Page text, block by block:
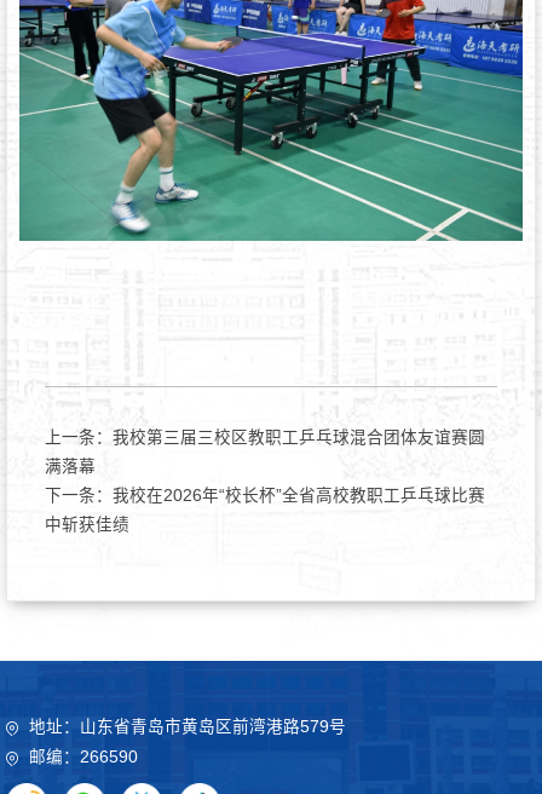
上一条： 我校第三届三校区教职工乒乓球混合团体友谊赛圆
满落幕
下一条： 我校在2026年“校长杯”全省高校教职工乒乓球比赛
中斩获佳绩
地址：山东省青岛市黄岛区前湾港路579号
邮编：266590